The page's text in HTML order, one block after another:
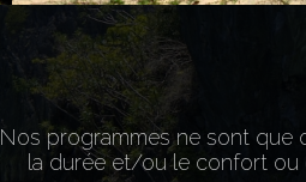
Nos programmes ne sont que
la durée et/ou le confort ou